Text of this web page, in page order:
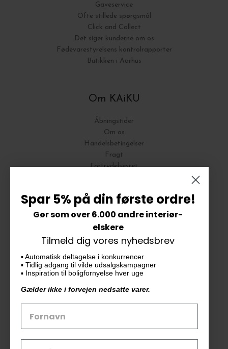
Gaveservice
Ofte stillede spørgsmål
Click and Collect
Det siger kunderne om os
Fødevarestyrelsens kontrolrapporter
Butikken i Aarhus
Om KAiKU
Åbningstider
Om os
Handelsbetingelser
Fragt
Fortrydelsesret
Vores butik
KAiKU ApS
Langdalsvej 46, bygning 7
8220 Brabrand
Tlf. 33 11 19 07
CVR-nr. 30715349
Spar 5% på din første ordre!
Gør som over 6.000 andre interiør-
elskere
Tilmeld dig vores nyhedsbrev
▪️ Automatisk deltagelse i konkurrencer
▪️ Tidlig adgang til vilde udsalgskampagner
▪️ Inspiration til boligfornyelse hver uge
Gælder ikke i forvejen nedsatte varer.